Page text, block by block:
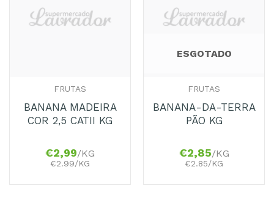
Favoritos
FRUTAS
BANANA MADEIRA
COR 2,5 CATII KG
€2,99/KG
€2.99/KG
Favoritos
ESGOTADO
FRUTAS
BANANA-DA-TERRA
PÃO KG
€2,85/KG
€2.85/KG